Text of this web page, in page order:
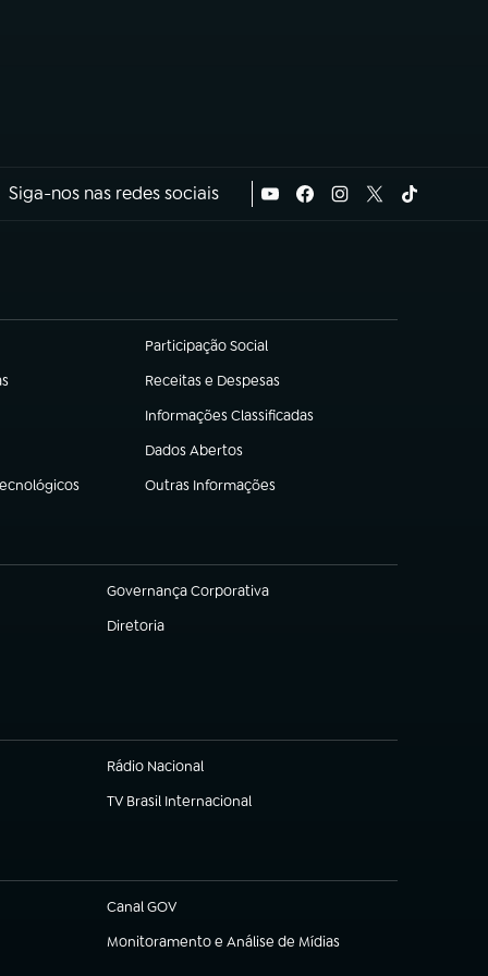
Siga-nos nas redes sociais
Participação Social
(abre em nova aba)
Receitas e Despesas
(abre em nova aba)
Informações Classificadas
(abre em nova aba)
Dados Abertos
(abre em nova aba)
Outras Informações
(abre em nova aba)
Governança Corporativa
(abre em nova aba)
Diretoria
(abre em nova aba)
Rádio Nacional
TV Brasil Internacional
(abre em nova aba)
Canal GOV
(abre em nova aba)
Monitoramento e Análise de Mídias
(abre em nova aba)